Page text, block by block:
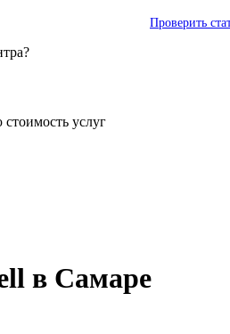
Проверить
услуг
в Самаре